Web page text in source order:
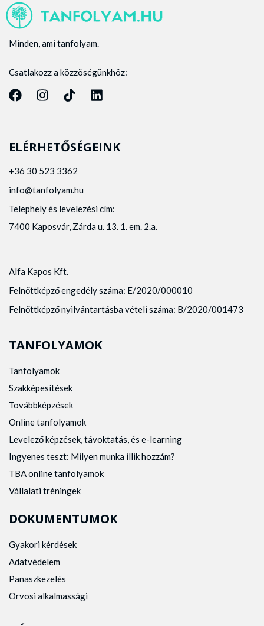
Minden, ami tanfolyam.
Csatlakozz a közzöségünkhöz:
ELÉRHETŐSÉGEINK
+36 30 523 3362
info@tanfolyam.hu
Telephely és levelezési cím:
7400 Kaposvár, Zárda u. 13. 1. em. 2.a.
Alfa Kapos Kft.
Felnőttképző engedély száma: E/2020/000010
Felnőttképző nyilvántartásba vételi száma: B/2020/001473
TANFOLYAMOK
Tanfolyamok
Szakképesítések
Továbbképzések
Online tanfolyamok
Levelező képzések, távoktatás, és e-learning
Ingyenes teszt: Milyen munka illik hozzám?
TBA online tanfolyamok
Vállalati tréningek
DOKUMENTUMOK
Gyakori kérdések
Adatvédelem
Panaszkezelés
Orvosi alkalmassági